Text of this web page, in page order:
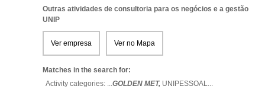
Outras atividades de consultoria para os negócios e a gestão
UNIP
Ver empresa Ver no Mapa
Matches in the search for:
Activity categories: ...GOLDEN MET, UNIPESSOAL...